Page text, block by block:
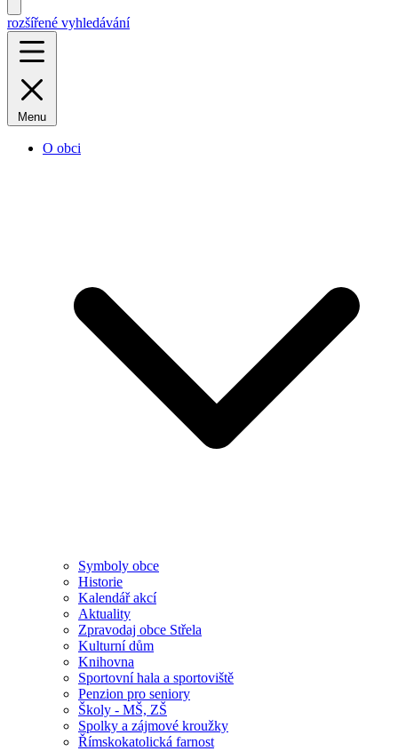
rozšířené vyhledávání
Menu
O obci
Symboly obce
Historie
Kalendář akcí
Aktuality
Zpravodaj obce Střela
Kulturní dům
Knihovna
Sportovní hala a sportoviště
Penzion pro seniory
Školy - MŠ, ZŠ
Spolky a zájmové kroužky
Římskokatolická farnost